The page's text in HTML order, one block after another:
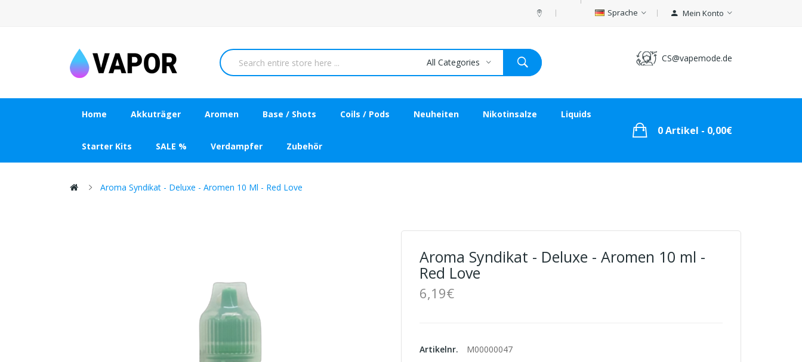
Sprache Mein Konto
CS@vapemode.de
All Categories
Home Akkuträger Aromen Base / Shots Coils / Pods Neuheiten Nikotinsalze Liquids
Starter Kits SALE % Verdampfer Zubehör
0 Artikel - 0,00€
Aroma Syndikat - Deluxe - Aromen 10 Ml - Red Love
Aroma Syndikat - Deluxe - Aromen 10 ml -
Red Love
6,19€
Artikelnr.
M00000047